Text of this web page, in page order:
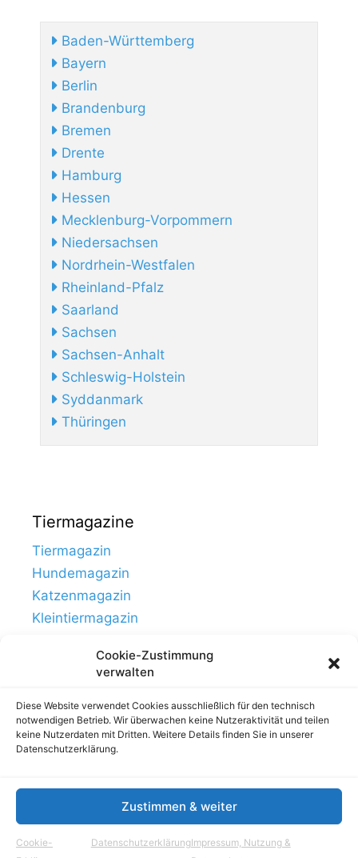
Cookie-Zustimmung
verwalten
Diese Website verwendet Cookies ausschließlich für den technisch
notwendigen Betrieb. Wir überwachen keine Nutzeraktivität und teilen
keine Nutzerdaten mit Dritten. Weitere Details finden Sie in unserer
Datenschutzerklärung.
Zustimmen & weiter
Cookie-
DatenschutzerklärungImpressum, Nutzung &
Baden-Württemberg
Bayern
Berlin
Brandenburg
Bremen
Drente
Hamburg
Hessen
Mecklenburg-Vorpommern
Niedersachsen
Nordrhein-Westfalen
Rheinland-Pfalz
Saarland
Sachsen
Sachsen-Anhalt
Schleswig-Holstein
Syddanmark
Thüringen
Tiermagazine
Tiermagazin
Hundemagazin
Katzenmagazin
Kleintiermagazin